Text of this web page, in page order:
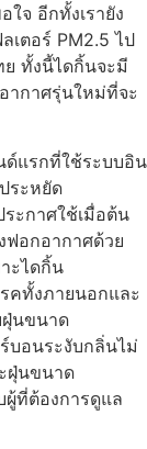
จ อีกทั้งเรายัง
เตอร์ PM2.5 ไป
ทั้งนี้ไดกิ้นจะมี
ากาศรุ่นใหม่ที่จะ
ด์แรกที่ใช้ระบบอิน
ระหยัด
ะกาศใช้เมื่อต้น
ฟอกอากาศด้วย
ะไดกิ้น
คทั้งภายนอกและ
ฝุ่นขนาด
บอนระงับกลิ่นไม่
ฝุ่นขนาด
ที่ต้องการดูแล